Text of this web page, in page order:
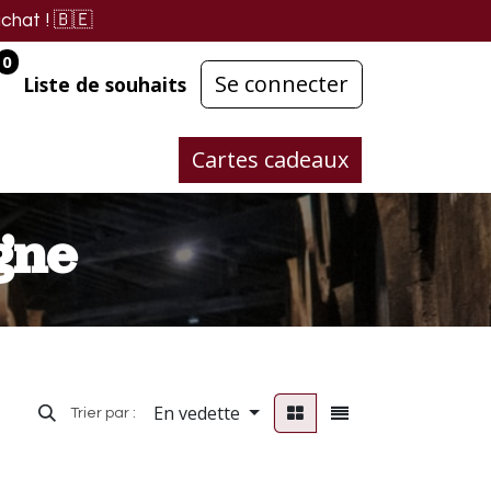
! 🇧🇪
0
Liste de souhaits Se connecter
Cartes cadeaux
Trier par : En vedette